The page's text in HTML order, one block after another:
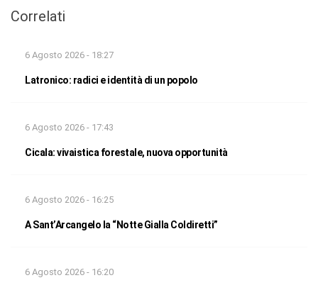
Correlati
6 Agosto 2026 - 18:27
Latronico: radici e identità di un popolo
6 Agosto 2026 - 17:43
Cicala: vivaistica forestale, nuova opportunità
6 Agosto 2026 - 16:25
A Sant’Arcangelo la “Notte Gialla Coldiretti”
6 Agosto 2026 - 16:20